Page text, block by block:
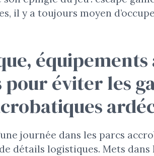
il y a toujours moyen
pour éviter les
journée dans les parcs
détails logistiques. Mets